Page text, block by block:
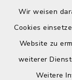
Wir weisen
Cookies
Website zu
weiterer
Weitere